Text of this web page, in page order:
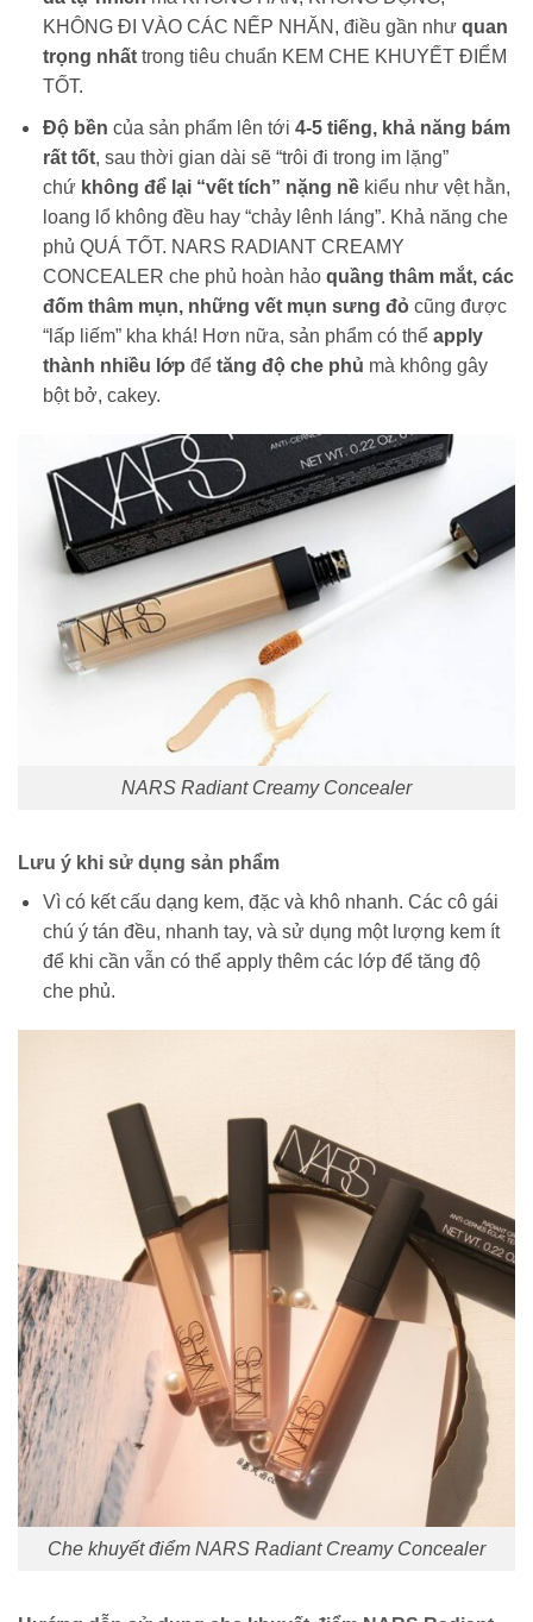
KHÔNG ĐI VÀO CÁC NẾP NHĂN, điều gần như quan
trọng nhấttrong tiêu chuẩn KEM CHE KHUYẾT ĐIỂM
TỐT.
Độ bền của sản phẩm lên tới 4-5 tiếng, khả năng bám
rất tốt, sau thời gian dài sẽ “trôi đi trong im lặng”
chứ không để lại “vết tích” nặng nề kiểu như vệt hằn,
loang lổ không đều hay “chảy lênh láng”. Khả năng che
phủ QUÁ TỐT. NARS RADIANT CREAMY
CONCEALER che phủ hoàn hảo quầng thâm mắt, các
đốm thâm mụn, những vết mụn sưng đỏcũng được
“lấp liếm” kha khá! Hơn nữa, sản phẩm có thể apply
thành nhiều lớp để tăng độ che phủ mà không gây
bột bở, cakey.
NARS Radiant Creamy Concealer
Lưu ý khi sử dụng sản phẩm
Vì có kết cấu dạng kem, đặc và khô nhanh. Các cô gái
chú ý tán đều, nhanh tay, và sử dụng một lượng kem ít
để khi cần vẫn có thể apply thêm các lớp để tăng độ
che phủ.
Che khuyết điểm NARS Radiant Creamy Concealer